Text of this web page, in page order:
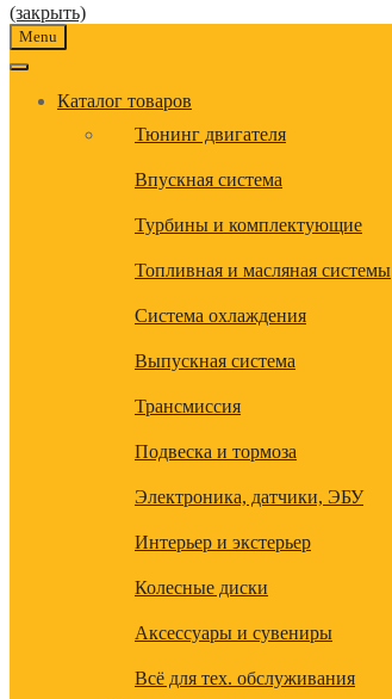
(закрыть)
Menu
Каталог товаров
Тюнинг двигателя
Впускная система
Турбины и комплектующие
Топливная и масляная системы
Система охлаждения
Выпускная система
Трансмиссия
Подвеска и тормоза
Электроника, датчики, ЭБУ
Интерьер и экстерьер
Колесные диски
Аксессуары и сувениры
Всё для тех. обслуживания